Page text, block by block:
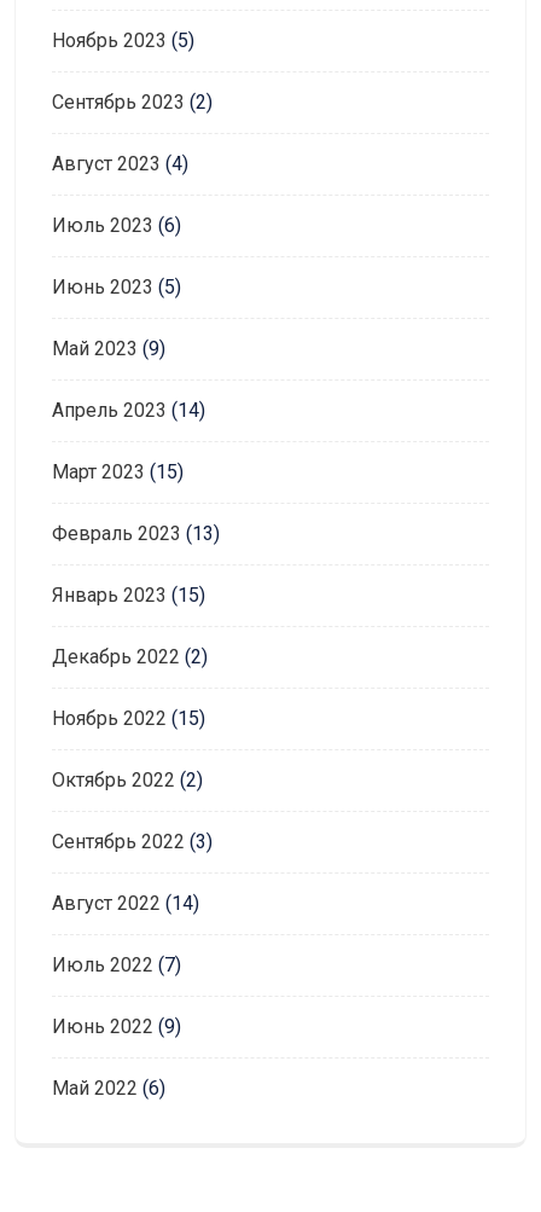
Ноябрь 2023 (5)
Сентябрь 2023 (2)
Август 2023 (4)
Июль 2023 (6)
Июнь 2023 (5)
Май 2023 (9)
Апрель 2023 (14)
Март 2023 (15)
Февраль 2023 (13)
Январь 2023 (15)
Декабрь 2022 (2)
Ноябрь 2022 (15)
Октябрь 2022 (2)
Сентябрь 2022 (3)
Август 2022 (14)
Июль 2022 (7)
Июнь 2022 (9)
Май 2022 (6)